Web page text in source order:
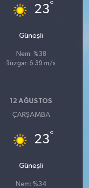
23°
Güneşli
Nem: %38
Rüzgar: 6.39 m/s
12 AĞUSTOS
ÇARŞAMBA
23°
Güneşli
Nem: %34